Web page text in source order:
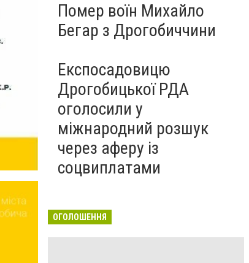
Помер воїн Михайло
Бегар з Дрогобиччини
Експосадовицю
Дрогобицької РДА
оголосили у
міжнародний розшук
через аферу із
соцвиплатами
ОГОЛОШЕННЯ